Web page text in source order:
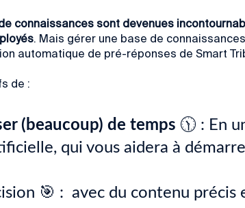
connaissances sont devenues
. Mais gérer une base de
automatique de pré-réponses de Smart
de :
(beaucoup) de temps 🕦 : En
qui vous aidera à
🎯 : avec du contenu